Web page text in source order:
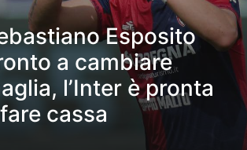
Esposito
a cambiare
l’Inter è pronta
cassa